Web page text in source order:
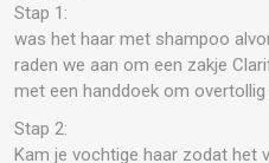
Stap 1:
was het haar met shampoo
raden we aan om een zakje
met een handdoek om
Stap 2:
Kam je vochtige haar zodat het